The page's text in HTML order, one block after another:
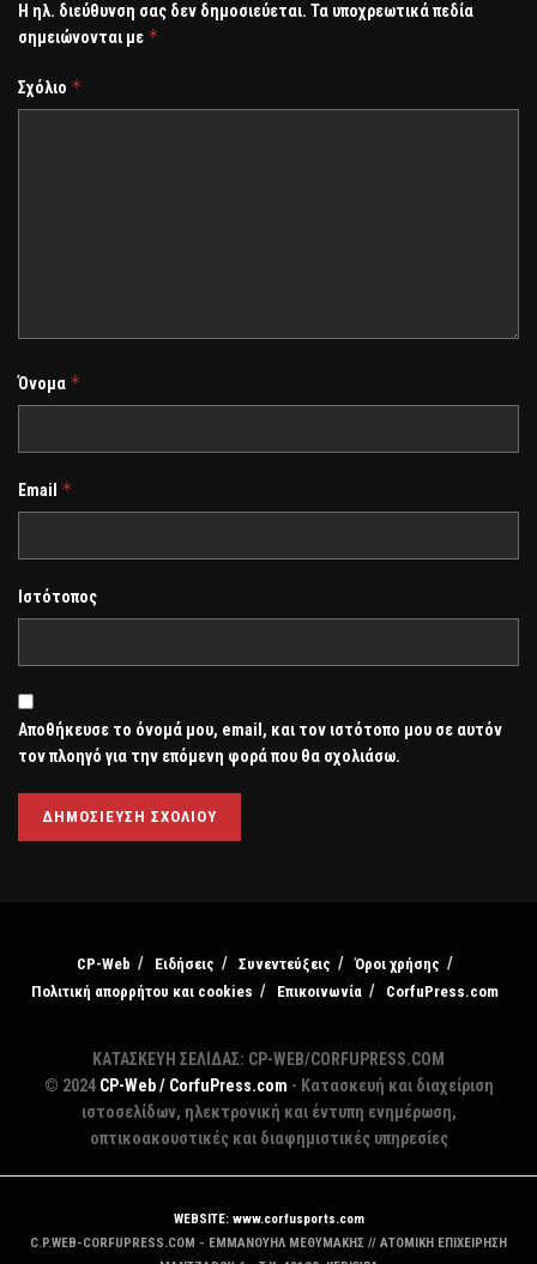
Η ηλ. διεύθυνση σας δεν δημοσιεύεται. Τα υποχρεωτικά πεδία
σημειώνονται με *
Σχόλιο *
Όνομα *
Email *
Ιστότοπος
Αποθήκευσε το όνομά μου, email, και τον ιστότοπο μου σε αυτόν
τον πλοηγό για την επόμενη φορά που θα σχολιάσω.
CP-Web Ειδήσεις Συνεντεύξεις
Όροι χρήσης
Πολιτική απορρήτου και cookies
Επικοινωνία CorfuPress.com
ΚΑΤΑΣΚΕΥΗ ΣΕΛΙΔΑΣ: CP-WEB/CORFUPRESS.COM
© 2024 CP-Web / CorfuPress.com - Κατασκευή και διαχείριση
ιστοσελίδων, ηλεκτρονική και έντυπη ενημέρωση,
οπτικοακουστικές και διαφημιστικές υπηρεσίες
WEBSITE: www.corfusports.com
C.P.WEB-CORFUPRESS.COM - ΕΜΜΑΝΟΥΗΛ ΜΕΘΥΜΑΚΗΣ // ΑΤΟΜΙΚΗ ΕΠΙΧΕΙΡΗΣΗ